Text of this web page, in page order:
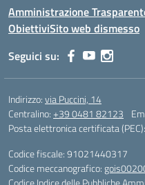
Amministrazione
ObiettiviSito web dismesso
Seguici su:
Indirizzo:via Puccini, 14
Centralino:+39 0481 82123
Posta elettronica certificata (PEC):
Codice fiscale: 91021440317
Codice meccanografico: